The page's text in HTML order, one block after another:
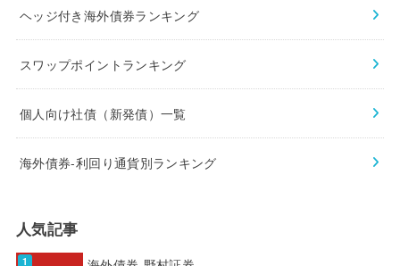
ヘッジ付き海外債券ランキング
スワップポイントランキング
個人向け社債（新発債）一覧
海外債券-利回り通貨別ランキング
人気記事